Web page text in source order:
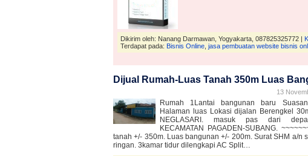
Dikirim oleh: Nanang Darmawan, Yogyakarta, 087825325772 |
Terdapat pada: Bisnis Online jasa pembuatan website bisnis
Dijual Rumah-Luas Tanah 350m Luas
13
Rumah 1Lantai bangunan baru
Halaman luas Lokasi dijalan Berengkel
NEGLASARI. masuk pas dari depan
KECAMATAN PAGADEN-SUBANG.
tanah +/- 350m. Luas bangunan +/- 200m. Surat SHM a/n
ringan. 3kamar tidur dilengkapi AC Split…